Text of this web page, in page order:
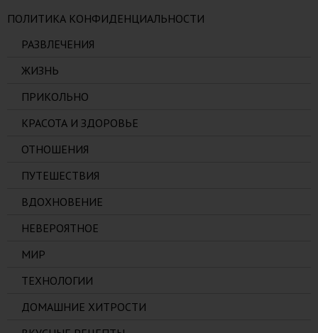
ПОЛИТИКА КОНФИДЕНЦИАЛЬНОСТИ
РАЗВЛЕЧЕНИЯ
ЖИЗНЬ
ПРИКОЛЬНО
КРАСОТА И ЗДОРОВЬЕ
ОТНОШЕНИЯ
ПУТЕШЕСТВИЯ
ВДОХНОВЕНИЕ
НЕВЕРОЯТНОЕ
МИР
ТЕХНОЛОГИИ
ДОМАШНИЕ ХИТРОСТИ